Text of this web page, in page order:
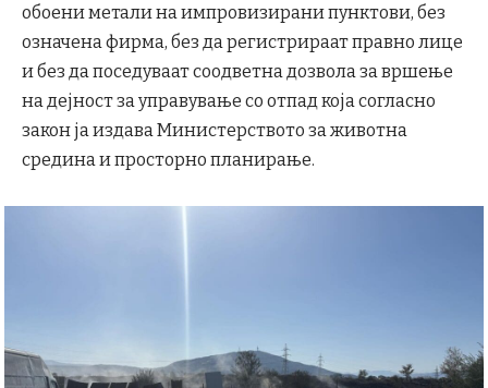
обоени метали на импровизирани пунктови, без
означена фирма, без да регистрираат правно лице
и без да поседуваат соодветна дозвола за вршење
на дејност за управување со отпад која согласно
закон ја издава Министерството за животна
средина и просторно планирање.